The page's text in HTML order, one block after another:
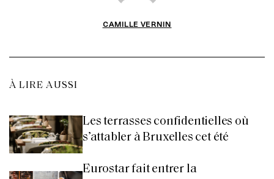
CAMILLE VERNIN
À LIRE AUSSI
Les terrasses confidentielles où
s’attabler à Bruxelles cet été
Eurostar fait entrer la